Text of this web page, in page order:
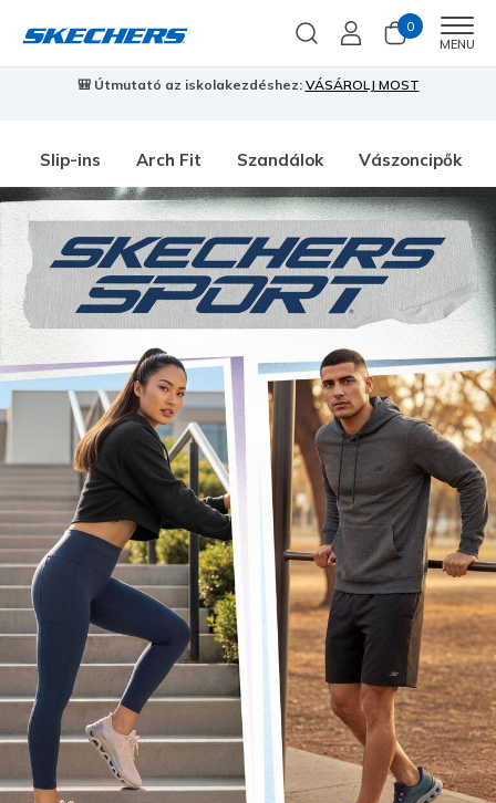
0
MENU
🎒 Útmutató az iskolakezdéshez: VÁSÁROLJ MOST
Slip-ins Arch Fit Szandálok Vászoncipők